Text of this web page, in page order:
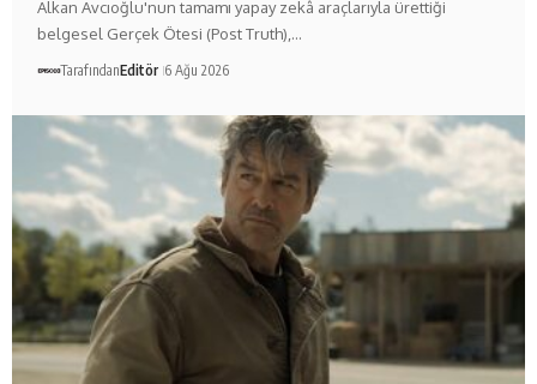
Alkan Avcıoğlu'nun tamamı yapay zekâ araçlarıyla ürettiği
belgesel Gerçek Ötesi (Post Truth),…
TarafındanEditör 6 Ağu 2026